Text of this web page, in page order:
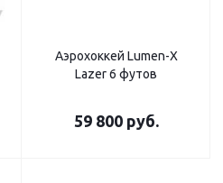
Аэрохоккей Lumen-X
Lazer 6 футов
59 800руб.